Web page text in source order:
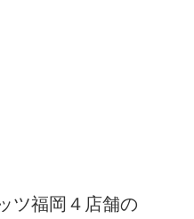
ツ福岡４店舗の